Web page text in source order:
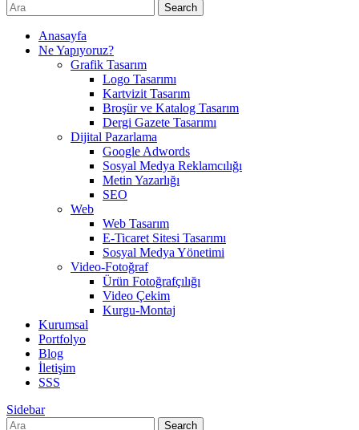
Search
Anasayfa
Ne Yapıyoruz?
Grafik Tasarım
Logo Tasarımı
Kartvizit Tasarım
Broşür ve Katalog Tasarım
Dergi Gazete Tasarımı
Dijital Pazarlama
Google Adwords
Sosyal Medya Reklamcılığı
Metin Yazarlığı
SEO
Web
Web Tasarım
E-Ticaret Sitesi Tasarımı
Sosyal Medya Yönetimi
Video-Fotoğraf
Ürün Fotoğrafçılığı
Video Çekim
Kurgu-Montaj
Kurumsal
Portfolyo
Blog
İletişim
SSS
Sidebar
Search